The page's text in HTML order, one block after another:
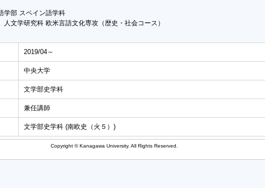
学部 スペイン語学科
文学研究科 欧米言語文化専攻（歴史・社会コース）
2019/04～
中央大学
文学部史学科
兼任講師
文学部史学科 (南欧史（火５）)
Copyright © Kanagawa University. All Rights Reserved.